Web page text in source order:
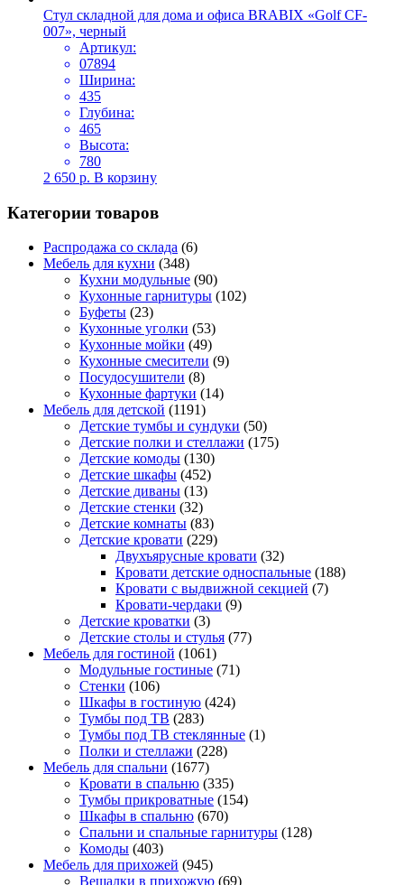
Стул складной для дома и офиса BRABIX «Golf CF-
007», черный
Артикул:
07894
Ширина:
435
Глубина:
465
Высота:
780
2 650 р. В корзину
Категории товаров
Распродажа со склада (6)
Мебель для кухни (348)
Кухни модульные (90)
Кухонные гарнитуры (102)
Буфеты (23)
Кухонные уголки (53)
Кухонные мойки (49)
Кухонные смесители (9)
Посудосушители (8)
Кухонные фартуки (14)
Мебель для детской (1191)
Детские тумбы и сундуки (50)
Детские полки и стеллажи (175)
Детские комоды (130)
Детские шкафы (452)
Детские диваны (13)
Детские стенки (32)
Детские комнаты (83)
Детские кровати (229)
Двухъярусные кровати (32)
Кровати детские односпальные (188)
Кровати с выдвижной секцией (7)
Кровати-чердаки (9)
Детские кроватки (3)
Детские столы и стулья (77)
Мебель для гостиной (1061)
Модульные гостиные (71)
Стенки (106)
Шкафы в гостиную (424)
Тумбы под ТВ (283)
Тумбы под ТВ стеклянные (1)
Полки и стеллажи (228)
Мебель для спальни (1677)
Кровати в спальню (335)
Тумбы прикроватные (154)
Шкафы в спальню (670)
Спальни и спальные гарнитуры (128)
Комоды (403)
Мебель для прихожей (945)
Вешалки в прихожую (69)